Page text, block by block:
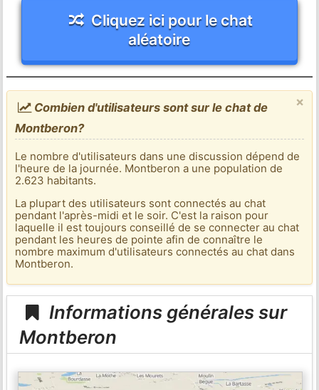
Cliquez ici pour le chat
aléatoire
×
Combien d'utilisateurs sont sur le chat de
Montberon?
Le nombre d'utilisateurs dans une discussion dépend de
l'heure de la journée. Montberon a une population de
2.623 habitants.
La plupart des utilisateurs sont connectés au chat
pendant l'après-midi et le soir. C'est la raison pour
laquelle il est toujours conseillé de se connecter au chat
pendant les heures de pointe afin de connaître le
nombre maximum d'utilisateurs connectés au chat dans
Montberon.
Informations générales sur
Montberon